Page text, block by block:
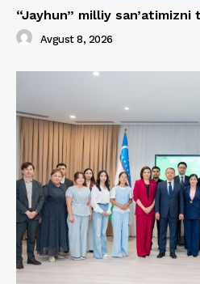
“Jayhun” milliy
Avgust 8, 2026